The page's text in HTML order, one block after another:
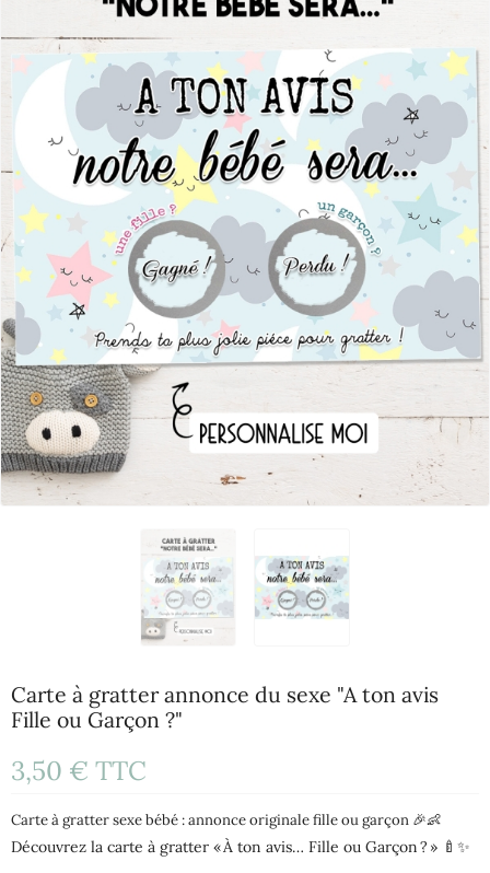
Carte à gratter annonce du sexe "A ton avis
Fille ou Garçon ?"
3,50 € TTC
Carte à gratter sexe bébé : annonce originale fille ou garçon 🎉👶
Découvrez la carte à gratter « À ton avis… Fille ou Garçon ? » 🍼✨